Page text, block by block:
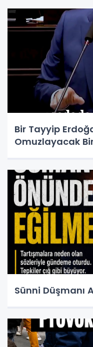
Bir Tayyip
Omuzlayacak
Sünni Düşmanı